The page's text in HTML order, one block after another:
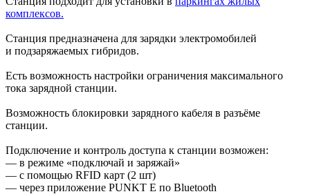
комплексов.
Станция предназначена для зарядки электромобилей
и подзаряжаемых гибридов.
Есть возможность настройки ограничения максимального
тока зарядной станции.
Возможность блокировки зарядного кабеля в разъёме
станции.
Подключение и контроль доступа к станции возможен:
— в режиме «подключай и заряжай»
— с помощью RFID карт (2 шт)
— через приложение PUNKT E по Bluetooth